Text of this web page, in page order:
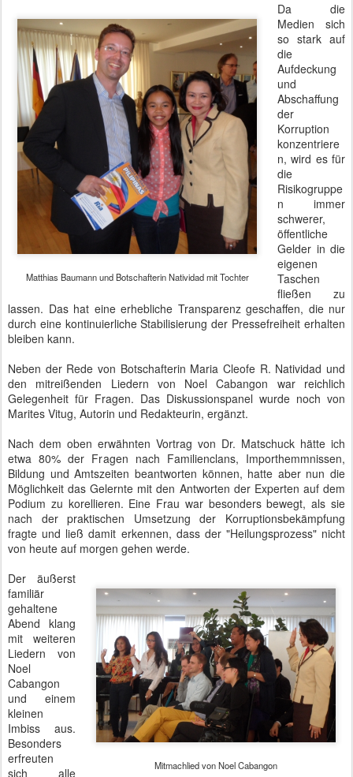
Matthias Baumann und Botschafterin Natividad mit Tochter
Da die
Medien sich
so stark auf
die
Aufdeckung
und
Abschaffung
der
Korruption
konzentriere
n, wird es für
die
Risikogruppe
n immer
schwerer,
öffentliche
Gelder in die
eigenen
Taschen
fließen zu
lassen. Das hat eine erhebliche Transparenz geschaffen, die nur
durch eine kontinuierliche Stabilisierung der Pressefreiheit erhalten
bleiben kann.
Neben der Rede von Botschafterin Maria Cleofe R. Natividad und
den mitreißenden Liedern von Noel Cabangon war reichlich
Gelegenheit für Fragen. Das Diskussionspanel wurde noch von
Marites Vitug, Autorin und Redakteurin, ergänzt.
Nach dem oben erwähnten Vortrag von Dr. Matschuck hätte ich
etwa 80% der Fragen nach Familienclans, Importhemmnissen,
Bildung und Amtszeiten beantworten können, hatte aber nun die
Möglichkeit das Gelernte mit den Antworten der Experten auf dem
Podium zu korellieren. Eine Frau war besonders bewegt, als sie
nach der praktischen Umsetzung der Korruptionsbekämpfung
fragte und ließ damit erkennen, dass der "Heilungsprozess" nicht
von heute auf morgen gehen werde.
Mitmachlied von Noel Cabangon
Der äußerst
familiär
gehaltene
Abend klang
mit weiteren
Liedern von
Noel
Cabangon
und einem
kleinen
Imbiss aus.
Besonders
erfreuten
sich alle